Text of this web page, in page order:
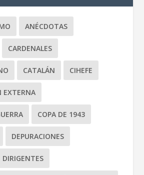
ANÉCDOTAS
CARDENALES
CATALÁN CIHEFE
EXTERNA
COPA DE 1943
DEPURACIONES
DIRIGENTES